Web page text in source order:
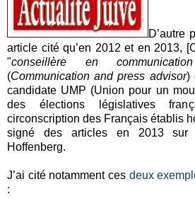
D’autre
article cité qu’en 2012 et en 2013,
"conseillère en
(Communication and press advisor)
candidate UMP (Union pour un
des élections législatives
circonscription des Français établis
signé des articles en 2013 sur
Hoffenberg.
J’ai cité notamment ces deux
: